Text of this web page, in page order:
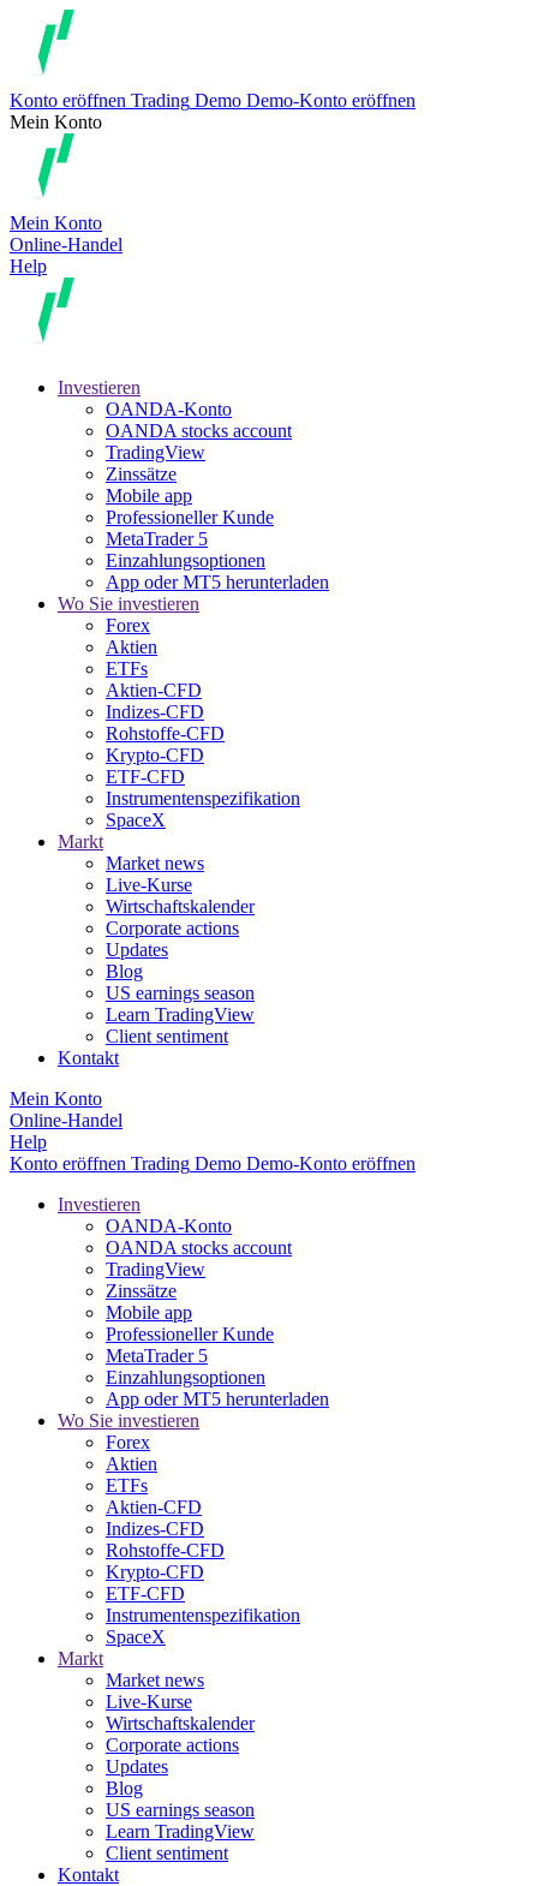
Konto eröffnen Trading Demo Demo-Konto eröffnen
Mein Konto
Mein Konto
Online-Handel
Help
Investieren
OANDA-Konto
OANDA stocks account
TradingView
Zinssätze
Mobile app
Professioneller Kunde
MetaTrader 5
Einzahlungsoptionen
App oder MT5 herunterladen
Wo Sie investieren
Forex
Aktien
ETFs
Aktien-CFD
Indizes-CFD
Rohstoffe-CFD
Krypto-CFD
ETF-CFD
Instrumentenspezifikation
SpaceX
Markt
Market news
Live-Kurse
Wirtschaftskalender
Corporate actions
Updates
Blog
US earnings season
Learn TradingView
Client sentiment
Kontakt
Mein Konto
Online-Handel
Help
Konto eröffnen Trading Demo Demo-Konto eröffnen
Investieren
OANDA-Konto
OANDA stocks account
TradingView
Zinssätze
Mobile app
Professioneller Kunde
MetaTrader 5
Einzahlungsoptionen
App oder MT5 herunterladen
Wo Sie investieren
Forex
Aktien
ETFs
Aktien-CFD
Indizes-CFD
Rohstoffe-CFD
Krypto-CFD
ETF-CFD
Instrumentenspezifikation
SpaceX
Markt
Market news
Live-Kurse
Wirtschaftskalender
Corporate actions
Updates
Blog
US earnings season
Learn TradingView
Client sentiment
Kontakt